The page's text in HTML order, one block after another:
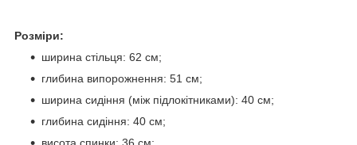
Розміри:
ширина стільця: 62 см;
глибина випорожнення: 51 см;
ширина сидіння (між підлокітниками): 40 см;
глибина сидіння: 40 см;
висота спинки: 36 см;